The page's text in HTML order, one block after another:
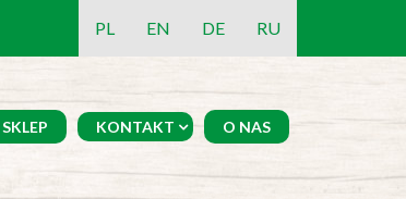
PL EN DE RU
SKLEP KONTAKT O NAS